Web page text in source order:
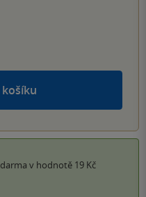
košíku
v hodnotě 19 Kč